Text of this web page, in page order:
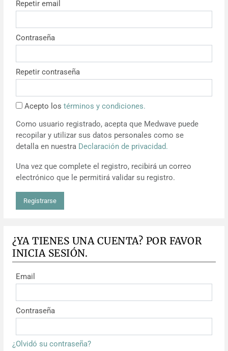
Noticias
Repetir email
Contraseña
Repetir contraseña
Acepto los términos y condiciones.
Como usuario registrado, acepta que Medwave puede
recopilar y utilizar sus datos personales como se
detalla en nuestra Declaración de privacidad.
Una vez que complete el registro, recibirá un correo
electrónico que le permitirá validar su registro.
Registrarse
¿YA TIENES UNA CUENTA? POR FAVOR
INICIA SESIÓN.
Email
Contraseña
¿Olvidó su contraseña?